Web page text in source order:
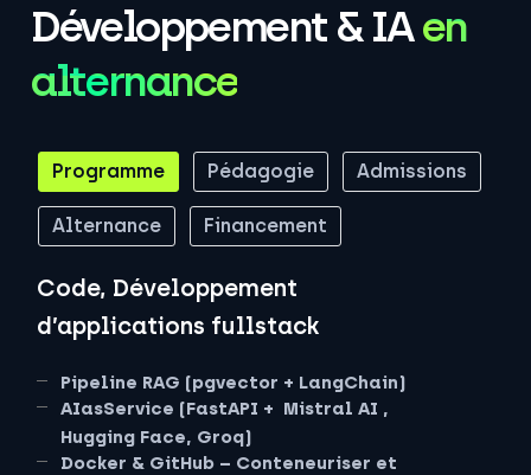
Développement & IAen
alternance
Programme Pédagogie Admissions
Alternance Financement
Code, Développement
d’applications fullstack
Pipeline RAG (pgvector + LangChain)
AIasService (FastAPI + Mistral AI ,
Hugging Face, Groq)
Docker & GitHub – Conteneuriser et